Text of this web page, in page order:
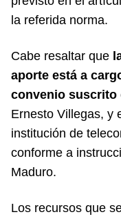
la referida norma.
Cabe resaltar que
aporte está a
convenio suscrito
Ernesto Villegas, y
institución de
conforme a
Maduro.
Los recursos que